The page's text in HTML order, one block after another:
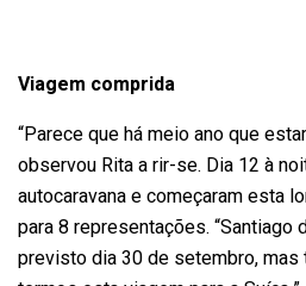
Viagem comprida
“Parece que há meio ano que
observou Rita a rir-se. Dia 12 à
autocaravana e começaram esta
para 8 representações. “Santiago
previsto dia 30 de setembro,